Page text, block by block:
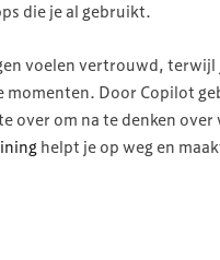
die je al gebruikt.
voelen vertrouwd,
momenten. Door Copilot
over om na te denken
helpt je op weg en